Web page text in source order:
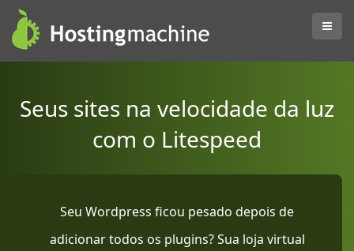
Seus sites na velocidade da luz
com o Litespeed
Seu Wordpress ficou pesado depois de
adicionar todos os plugins? Sua loja virtual